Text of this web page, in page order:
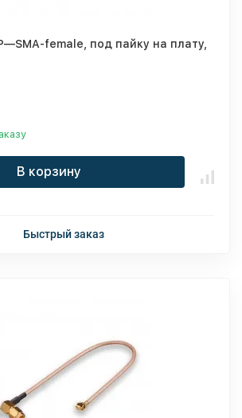
female, под пайку на плату,
В корзину
Быстрый заказ